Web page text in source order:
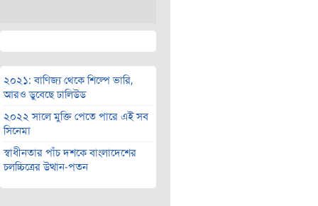
২০২১: বাণিজ্য থেকে শিল্পে ভারি,
আরও ডুবেছে ঢালিউড
২০২২ সালে মুক্তি পেতে পারে এই সব
সিনেমা
স্বাধীনতার পাঁচ দশকে বাংলাদেশের
চলচ্চিত্রের উত্থান-পতন